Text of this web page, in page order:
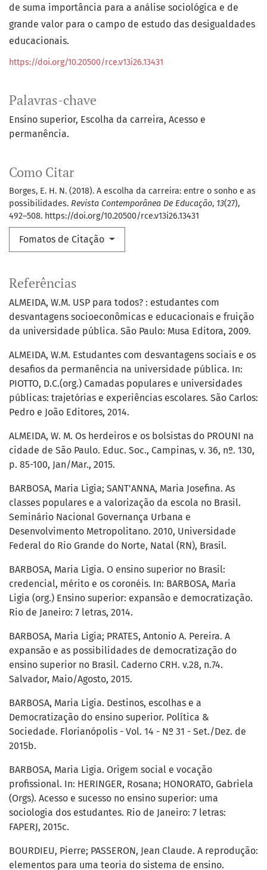
Palavras-chave
Ensino superior Escolha da carreira Acesso e
permanência.
Como Citar
Borges, E. H. N. (2018). A escolha da carreira: entre o sonho e as
possibilidades. Revista Contemporânea De Educação, 13(27),
492–508. https://doi.org/10.20500/rce.v13i26.13431
Fomatos de Citação
de suma importância para a análise sociológica e de
grande valor para o campo de estudo das desigualdades
educacionais.
https://doi.org/10.20500/rce.v13i26.13431
Referências
ALMEIDA, W.M. USP para todos? : estudantes com
desvantagens socioeconômicas e educacionais e fruição
da universidade pública. São Paulo: Musa Editora, 2009.
ALMEIDA, W.M. Estudantes com desvantagens sociais e os
desafios da permanência na universidade pública. In:
PIOTTO, D.C.(org.) Camadas populares e universidades
públicas: trajetórias e experiências escolares. São Carlos:
Pedro e João Editores, 2014.
ALMEIDA, W. M. Os herdeiros e os bolsistas do PROUNI na
cidade de São Paulo. Educ. Soc., Campinas, v. 36, nº. 130,
p. 85-100, Jan/Mar., 2015.
BARBOSA, Maria Ligia; SANT'ANNA, Maria Josefina. As
classes populares e a valorização da escola no Brasil.
Seminário Nacional Governança Urbana e
Desenvolvimento Metropolitano. 2010, Universidade
Federal do Rio Grande do Norte, Natal (RN), Brasil.
BARBOSA, Maria Ligia. O ensino superior no Brasil:
credencial, mérito e os coronéis. In: BARBOSA, Maria
Ligia (org.) Ensino superior: expansão e democratização.
Rio de Janeiro: 7 letras, 2014.
BARBOSA, Maria Ligia; PRATES, Antonio A. Pereira. A
expansão e as possibilidades de democratização do
ensino superior no Brasil. Caderno CRH. v.28, n.74.
Salvador, Maio/Agosto, 2015.
BARBOSA, Maria Ligia. Destinos, escolhas e a
Democratização do ensino superior. Política &
Sociedade. Florianópolis - Vol. 14 - Nº 31 - Set./Dez. de
2015b.
BARBOSA, Maria Ligia. Origem social e vocação
profissional. In: HERINGER, Rosana; HONORATO, Gabriela
(Orgs). Acesso e sucesso no ensino superior: uma
sociologia dos estudantes. Rio de Janeiro: 7 letras:
FAPERJ, 2015c.
BOURDIEU, Pierre; PASSERON, Jean Claude. A reprodução:
elementos para uma teoria do sistema de ensino.